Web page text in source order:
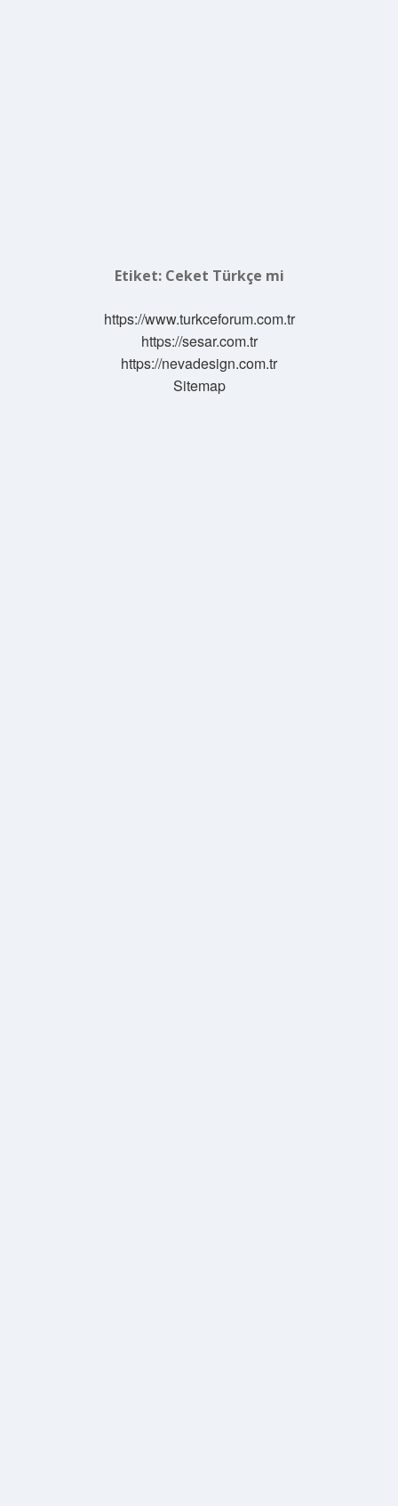
Etiket: Ceket Türkçe mi
https://www.turkceforum.com.tr
https://sesar.com.tr
https://nevadesign.com.tr
Sitemap